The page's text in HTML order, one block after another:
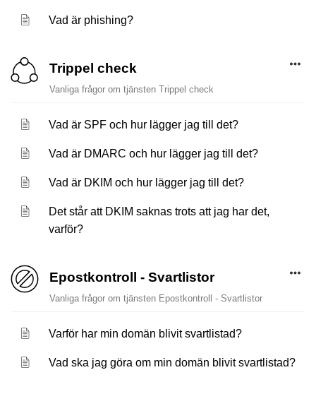
Vad är phishing?
Trippel check
Vanliga frågor om tjänsten Trippel check
Vad är SPF och hur lägger jag till det?
Vad är DMARC och hur lägger jag till det?
Vad är DKIM och hur lägger jag till det?
Det står att DKIM saknas trots att jag har det,
varför?
Epostkontroll - Svartlistor
Vanliga frågor om tjänsten Epostkontroll - Svartlistor
Varför har min domän blivit svartlistad?
Vad ska jag göra om min domän blivit svartlistad?